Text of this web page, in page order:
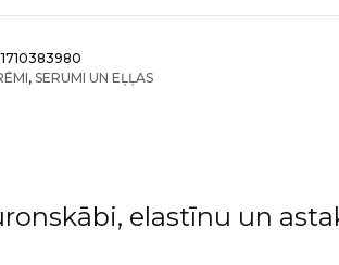
,SERUMI UN EĻĻAS
elastīnu un